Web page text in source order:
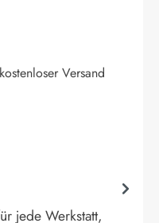
kostenloser Versand
jede Werkstatt,